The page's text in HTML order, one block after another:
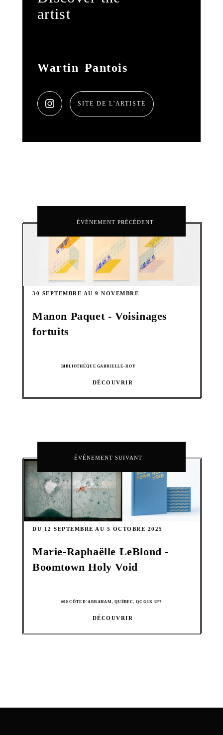
artist
Wartin Pantois
SITE DE L'ARTISTE
ÉVÉNEMENT PRÉCÉDENT
30 SEPTEMBRE AU 9 NOVEMBRE
Manon Paquet - Voisinages
fortuits
BIBLIOTHÈQUE GABRIELLE-ROY
DÉCOUVRIR
ÉVÉNEMENT SUIVANT
DU 12 SEPTEMBRE AU 5 OCTOBRE 2025
Marie-Raphaëlle LeBlond -
Boomtown Holy Void
600 CÔTE D'ABRAHAM, QUÉBEC, QC G1K 3P7
DÉCOUVRIR